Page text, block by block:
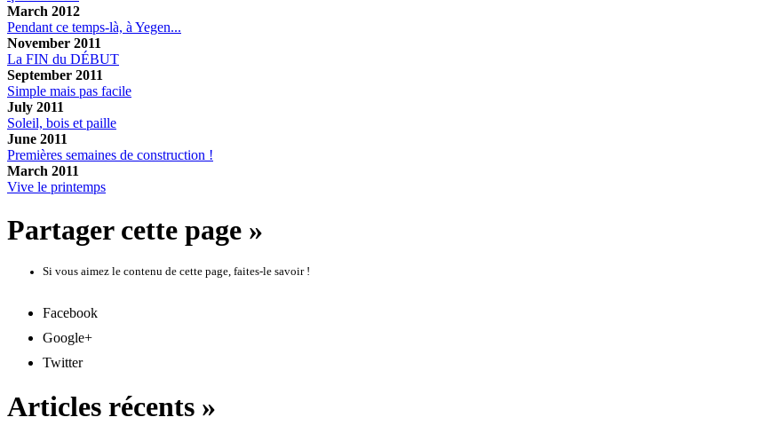
March 2012
Pendant ce temps-là, à Yegen...
November 2011
La FIN du DÉBUT
September 2011
Simple mais pas facile
July 2011
Soleil, bois et paille
June 2011
Premières semaines de construction !
March 2011
Vive le printemps
Partager cette page »
Si vous aimez le contenu de cette page, faites-le savoir !
Facebook
Google+
Twitter
Articles récents »